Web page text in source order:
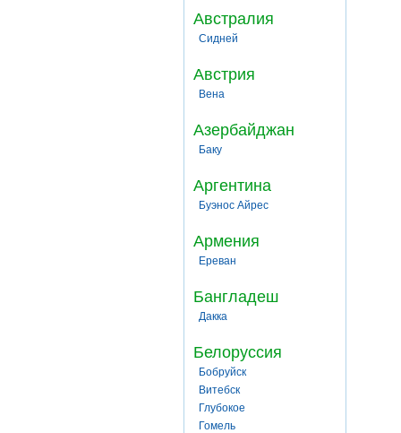
Австралия
Сидней
Австрия
Вена
Азербайджан
Баку
Аргентина
Буэнос Айрес
Армения
Ереван
Бангладеш
Дакка
Белоруссия
Бобруйск
Витебск
Глубокое
Гомель